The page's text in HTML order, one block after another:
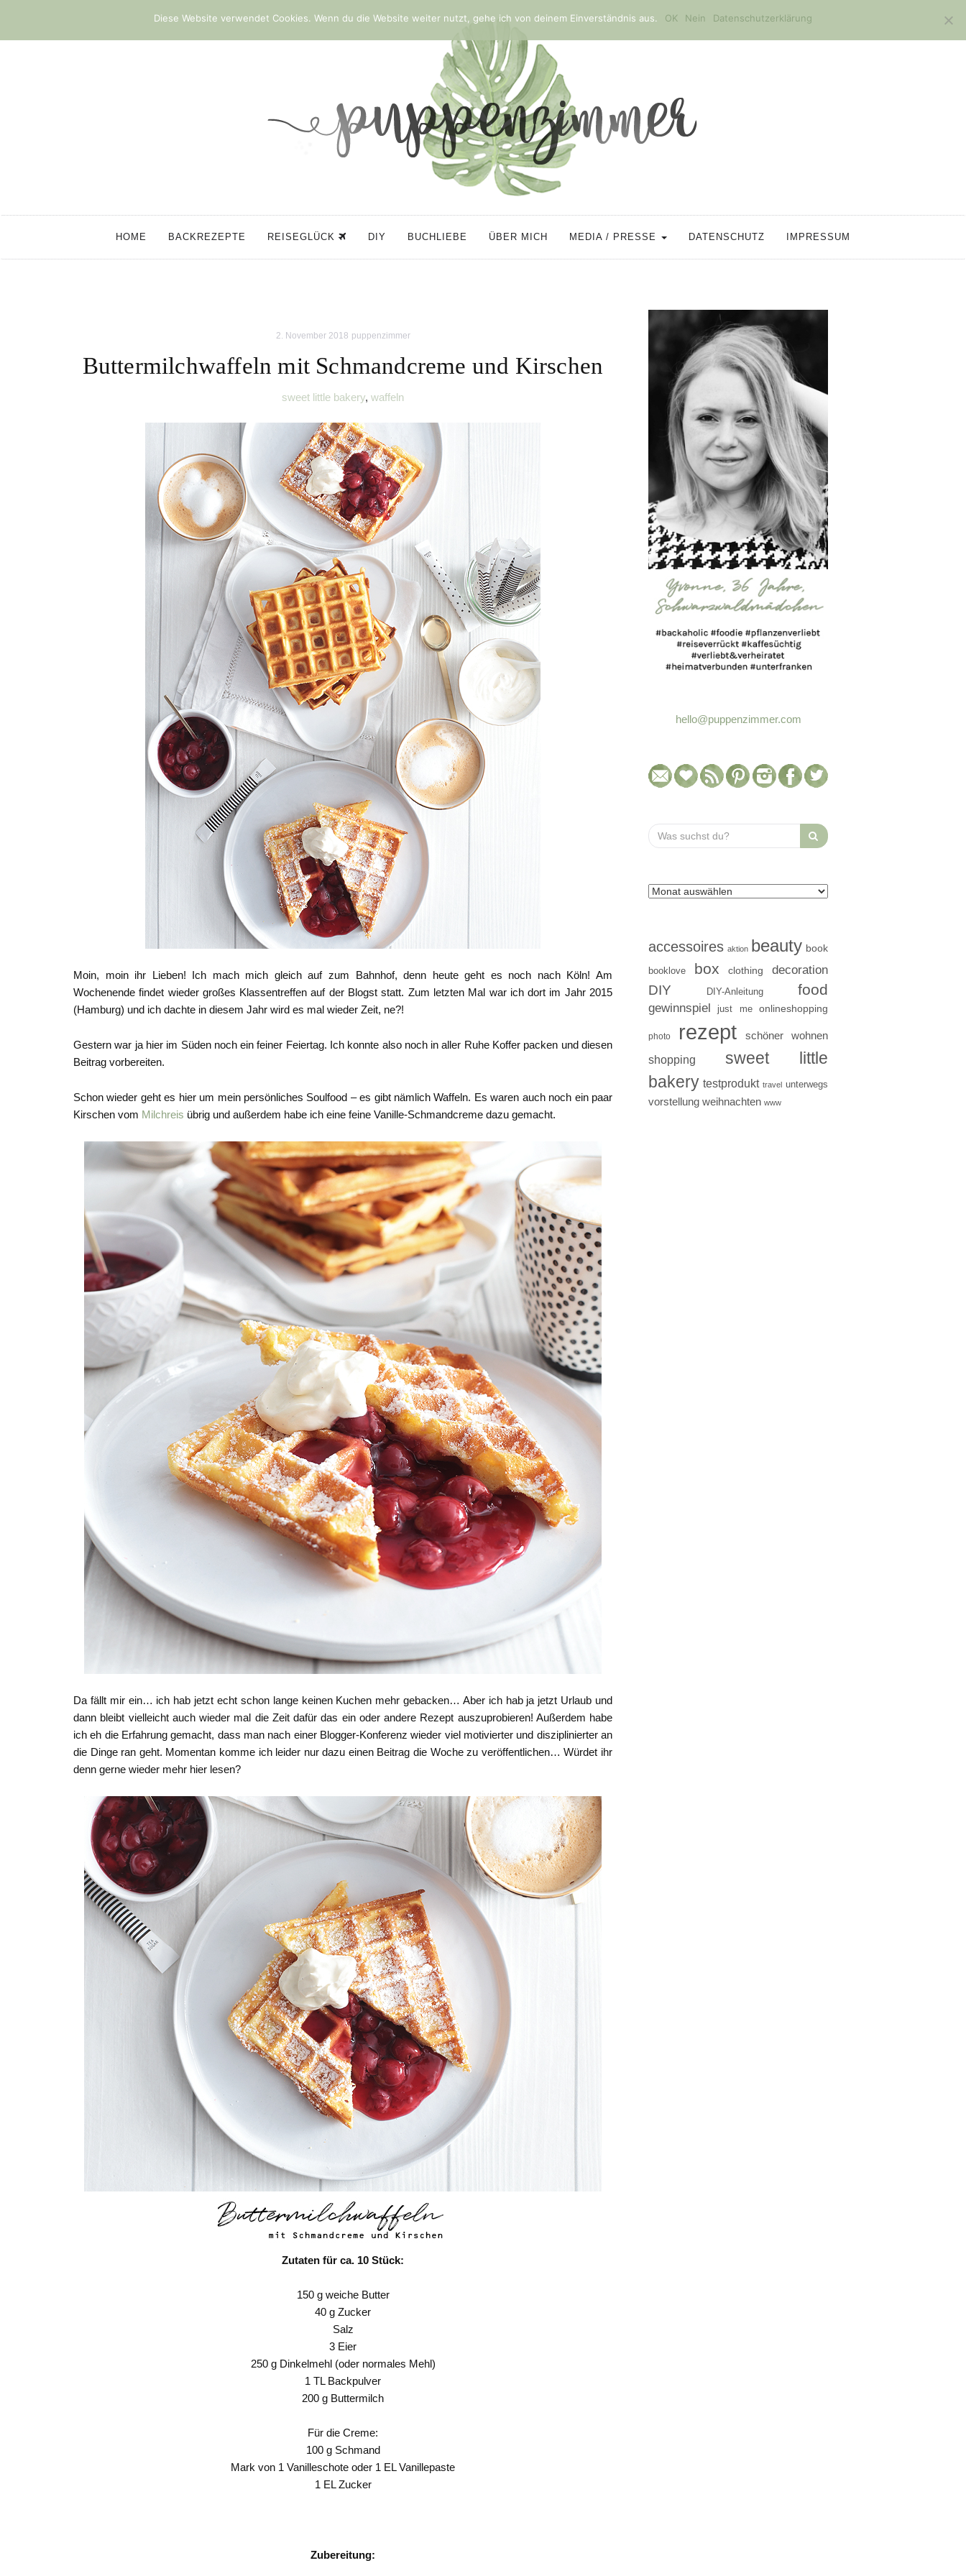
HOME BACKREZEPTE REISEGLÜCK DIY BUCHLIEBE ÜBER MICH MEDIA / PRESSE DATENSCHUTZ IMPRESSUM
2. November 2018 puppenzimmer
Buttermilchwaffeln mit Schmandcreme und Kirschen
sweet little bakery, waffeln
Moin, moin ihr Lieben! Ich mach mich gleich auf zum Bahnhof, denn heute geht es noch nach Köln! Am
Wochenende findet wieder großes Klassentreffen auf der Blogst statt. Zum letzten Mal war ich dort im Jahr 2015
(Hamburg) und ich dachte in diesem Jahr wird es mal wieder Zeit, ne?!
Gestern war ja hier im Süden noch ein feiner Feiertag. Ich konnte also noch in aller Ruhe Koffer packen und diesen
Beitrag vorbereiten.
Schon wieder geht es hier um mein persönliches Soulfood – es gibt nämlich Waffeln. Es waren auch noch ein paar
Kirschen vom Milchreis übrig und außerdem habe ich eine feine Vanille-Schmandcreme dazu gemacht.
Da fällt mir ein… ich hab jetzt echt schon lange keinen Kuchen mehr gebacken… Aber ich hab ja jetzt Urlaub und
dann bleibt vielleicht auch wieder mal die Zeit dafür das ein oder andere Rezept auszuprobieren! Außerdem habe
ich eh die Erfahrung gemacht, dass man nach einer Blogger-Konferenz wieder viel motivierter und disziplinierter an
die Dinge ran geht. Momentan komme ich leider nur dazu einen Beitrag die Woche zu veröffentlichen… Würdet ihr
denn gerne wieder mehr hier lesen?
Zutaten für ca. 10 Stück:
150 g weiche Butter
40 g Zucker
Salz
3 Eier
250 g Dinkelmehl (oder normales Mehl)
1 TL Backpulver
200 g Buttermilch
Für die Creme:
100 g Schmand
Mark von 1 Vanilleschote oder 1 EL Vanillepaste
1 EL Zucker
Zubereitung:
hello@puppenzimmer.com
Search
for:
accessoires aktion beauty book
booklove box clothing decoration
DIY DIY-Anleitung food
gewinnspiel just me onlineshopping
photo rezept schöner wohnen
shopping
sweet little
bakery testprodukt travel unterwegs
vorstellung weihnachten www
Diese Website verwendet Cookies. Wenn du die Website weiter nutzt, gehe ich von deinem Einverständnis aus. OK Nein Datenschutzerklärung